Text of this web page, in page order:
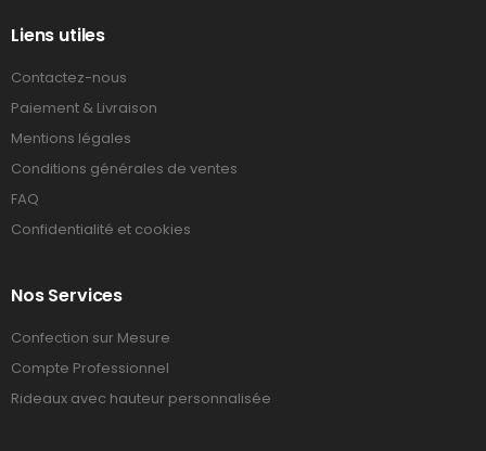
Liens utiles
Contactez-nous
Paiement & Livraison
Mentions légales
Conditions générales de ventes
FAQ
Confidentialité et cookies
Nos Services
Confection sur Mesure
Compte Professionnel
Rideaux avec hauteur personnalisée